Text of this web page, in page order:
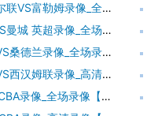
像_全场录像【高清回放】
像_全场录像【高清回放】
_全场录像【全场回放】
像_高清录像【全场回放】
_全场录像【视频集锦】